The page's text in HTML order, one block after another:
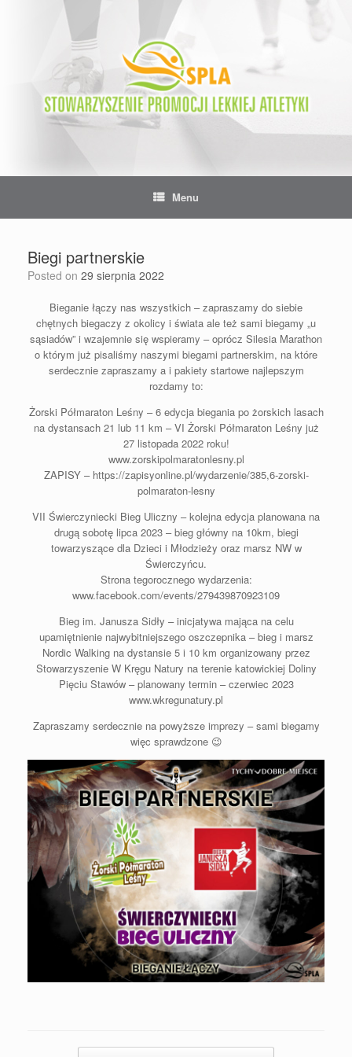
Menu
Biegi partnerskie
Posted on 29 sierpnia 2022
Bieganie łączy nas wszystkich – zapraszamy do siebie
chętnych biegaczy z okolicy i świata ale też sami biegamy „u
sąsiadów” i wzajemnie się wspieramy – oprócz Silesia Marathon
o którym już pisaliśmy naszymi biegami partnerskim, na które
serdecznie zapraszamy a i pakiety startowe najlepszym
rozdamy to:
Żorski Półmaraton Leśny – 6 edycja biegania po żorskich lasach
na dystansach 21 lub 11 km – VI Żorski Półmaraton Leśny już
27 listopada 2022 roku!
www.zorskipolmaratonlesny.pl
ZAPISY – https://zapisyonline.pl/wydarzenie/385,6-zorski-
polmaraton-lesny
VII Świerczyniecki Bieg Uliczny – kolejna edycja planowana na
drugą sobotę lipca 2023 – bieg główny na 10km, biegi
towarzyszące dla Dzieci i Młodzieży oraz marsz NW w
Świerczyńcu.
Strona tegorocznego wydarzenia:
www.facebook.com/events/279439870923109
Bieg im. Janusza Sidły – inicjatywa mająca na celu
upamiętnienie najwybitniejszego oszczepnika – bieg i marsz
Nordic Walking na dystansie 5 i 10 km organizowany przez
Stowarzyszenie W Kręgu Natury na terenie katowickiej Doliny
Pięciu Stawów – planowany termin – czerwiec 2023
www.wkregunatury.pl
Zapraszamy serdecznie na powyższe imprezy – sami biegamy
więc sprawdzone 😉